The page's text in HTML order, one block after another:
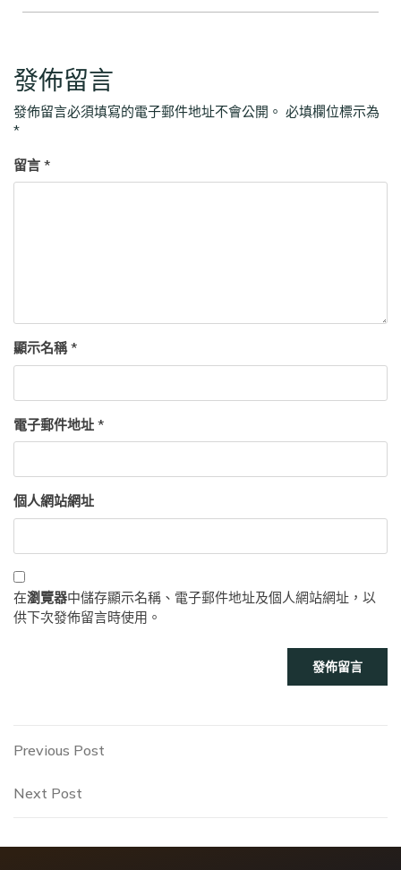
發佈留言
發佈留言必須填寫的電子郵件地址不會公開。 必填欄位標示為
*
留言 *
顯示名稱*
電子郵件地址 *
個人網站網址
在瀏覽器中儲存顯示名稱、電子郵件地址及個人網站網址，以
供下次發佈留言時使用。
文
章
覽
Previous
Previous Post
Next
Next Post